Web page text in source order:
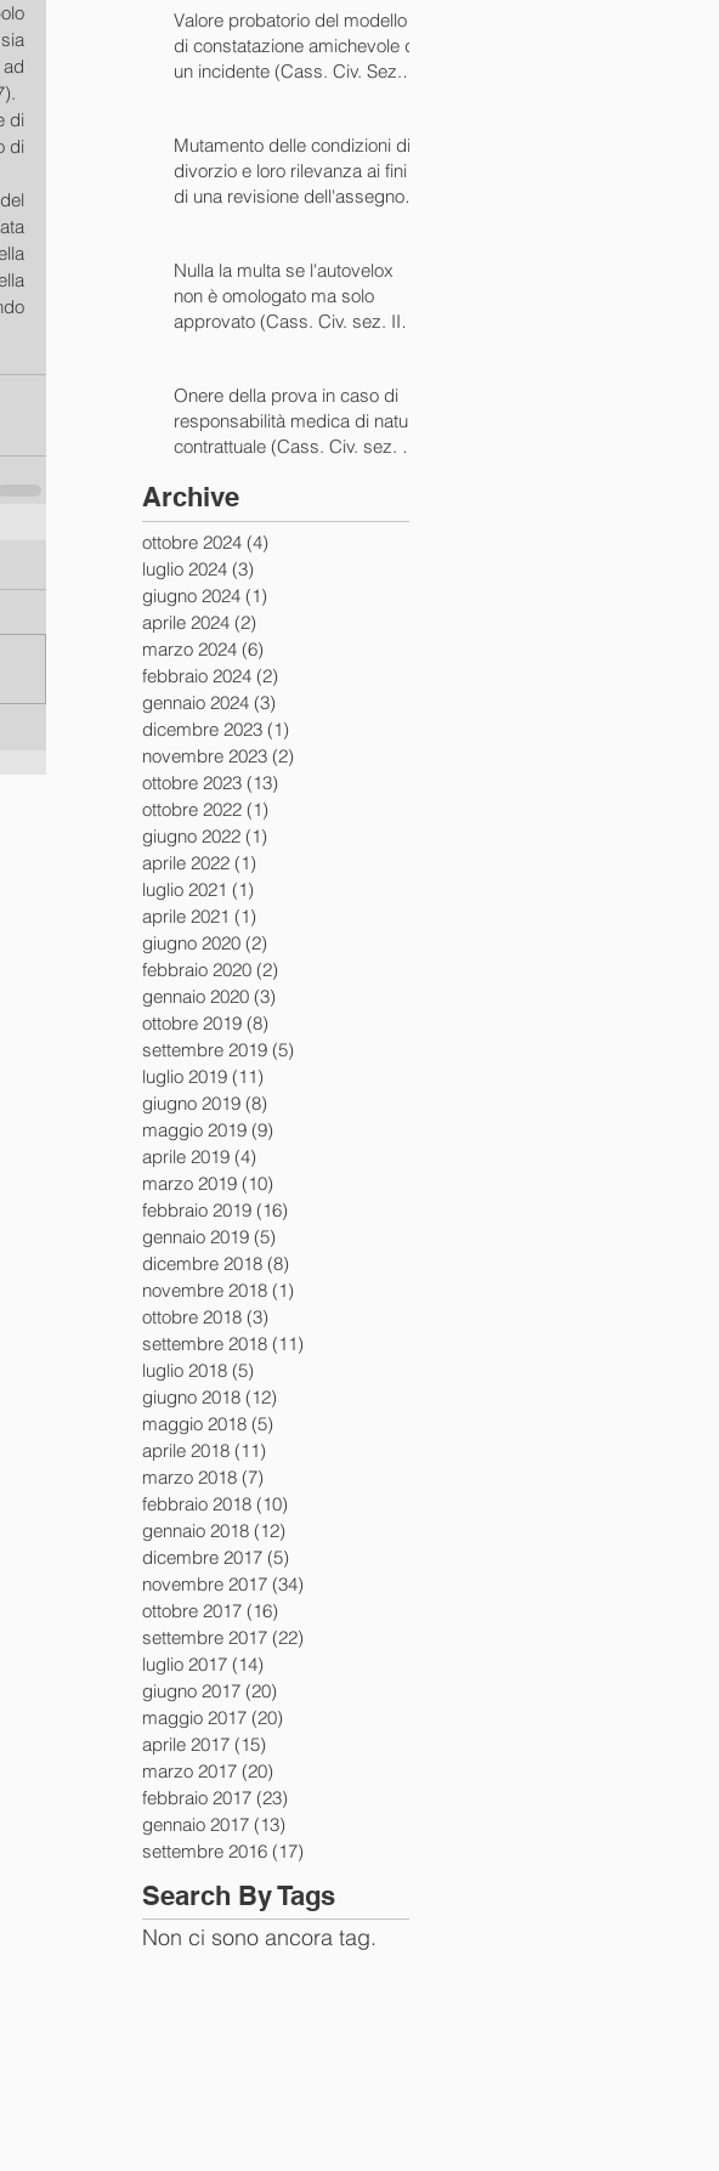
di
di
Valore probatorio del modello
di constatazione amichevole di
un incidente (Cass. Civ. Sez. III
Mutamento delle condizioni di
divorzio e loro rilevanza ai fini
di una revisione dell'assegno
Nulla la multa se l'autovelox
non è omologato ma solo
approvato (Cass. Civ. sez. II
Onere della prova in caso di
responsabilità medica di natura
contrattuale (Cass. Civ. sez. III
Archive
ottobre 2024 (4)
luglio 2024 (3)
giugno 2024 (1)
aprile 2024 (2)
marzo 2024 (6)
febbraio 2024 (2)
gennaio 2024 (3)
dicembre 2023 (1)
novembre 2023 (2)
ottobre 2023 (13)
ottobre 2022 (1)
giugno 2022 (1)
aprile 2022 (1)
luglio 2021 (1)
aprile 2021 (1)
giugno 2020 (2)
febbraio 2020 (2)
gennaio 2020 (3)
ottobre 2019 (8)
settembre 2019 (5)
luglio 2019 (11)
giugno 2019 (8)
maggio 2019 (9)
aprile 2019 (4)
marzo 2019 (10)
febbraio 2019 (16)
gennaio 2019 (5)
dicembre 2018 (8)
novembre 2018 (1)
ottobre 2018 (3)
settembre 2018 (11)
luglio 2018 (5)
giugno 2018 (12)
maggio 2018 (5)
aprile 2018 (11)
marzo 2018 (7)
febbraio 2018 (10)
gennaio 2018 (12)
dicembre 2017 (5)
novembre 2017 (34)
ottobre 2017 (16)
settembre 2017 (22)
luglio 2017 (14)
giugno 2017 (20)
maggio 2017 (20)
aprile 2017 (15)
marzo 2017 (20)
febbraio 2017 (23)
gennaio 2017 (13)
settembre 2016 (17)
Search By Tags
Non ci sono ancora tag.